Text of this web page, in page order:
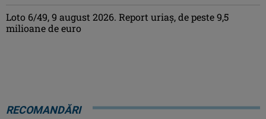
Loto 6/49, 9 august 2026. Report uriaș, de peste 9,5
milioane de euro
RECOMANDĂRI